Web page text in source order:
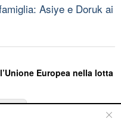
Asiye e Doruk ai
Europea nella lotta